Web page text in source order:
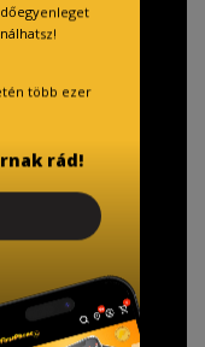
minden tartós
több ezer
rád!